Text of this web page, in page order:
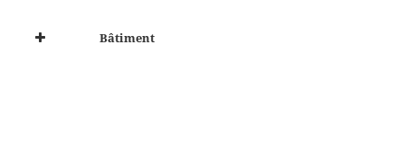
Bâtiment